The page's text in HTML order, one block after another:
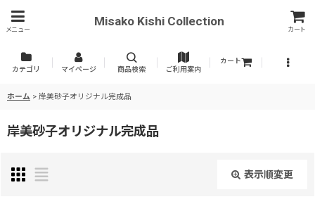
メニュー
Misako Kishi Collection
カート
カテゴリ マイページ 商品検索 ご利用案内
カート
ホーム > 岸美砂子オリジナル完成品
岸美砂子オリジナル完成品
表示順変更